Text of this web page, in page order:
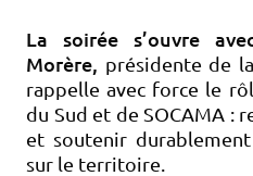
La soirée s’ouvre
Morère, présidente de la
rappelle avec force le
du Sud et de SOCAMA :
et soutenir durablement
sur le territoire.